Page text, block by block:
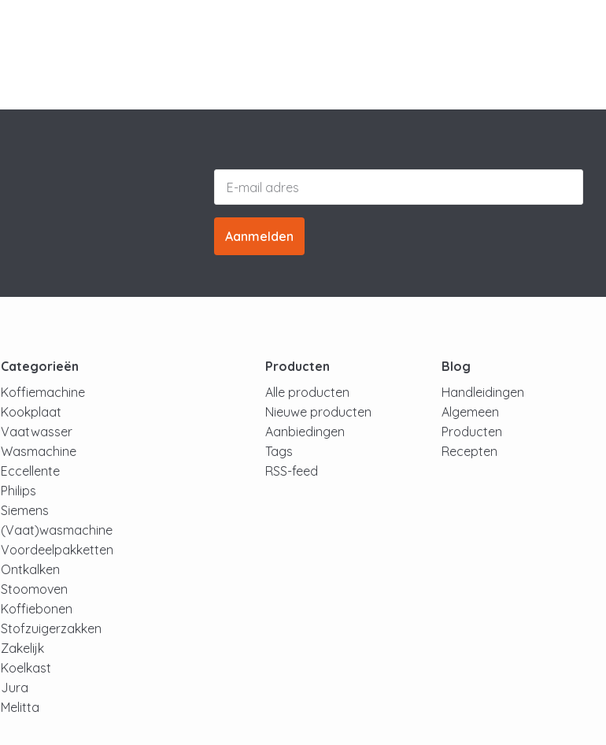
Aanmelden
Categorieën
Koffiemachine
Kookplaat
Vaatwasser
Wasmachine
Eccellente
Philips
Siemens
(Vaat)wasmachine
Voordeelpakketten
Ontkalken
Stoomoven
Koffiebonen
Stofzuigerzakken
Zakelijk
Koelkast
Jura
Melitta
Producten
Alle producten
Nieuwe producten
Aanbiedingen
Tags
RSS-feed
Blog
Handleidingen
Algemeen
Producten
Recepten